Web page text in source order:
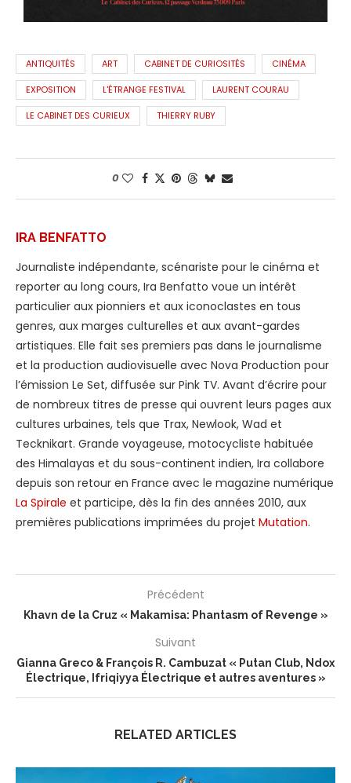
ANTIQUITÉS ART CABINET DE CURIOSITÉS CINÉMA
EXPOSITION L'ÉTRANGE FESTIVAL LAURENT COURAU
LE CABINET DES CURIEUX THIERRY RUBY
0
IRA BENFATTO
Journaliste indépendante, scénariste pour le cinéma et
reporter au long cours, Ira Benfatto voue un intérêt
particulier aux pionniers et aux iconoclastes en tous
genres, aux marges culturelles et aux avant-gardes
artistiques. Elle fait ses premiers pas dans le journalisme
et la production audiovisuelle avec Nova Production pour
l’émission Le Set, diffusée sur Pink TV. Avant d’écrire pour
de nombreux titres de presse qui ouvrent leurs pages aux
cultures urbaines, tels que Trax, Newlook, Wad et
Tecknikart. Grande voyageuse, motocycliste habituée
des Himalayas et du sous-continent indien, Ira collabore
depuis son retour en France avec le magazine numérique
La Spirale et participe, dès la fin des années 2010, aux
premières publications imprimées du projet Mutation.
Précédent
Khavn de la Cruz « Makamisa: Phantasm of Revenge »
Suivant
Gianna Greco & François R. Cambuzat « Putan Club, Ndox
Électrique, Ifriqiyya Électrique et autres aventures »
RELATED ARTICLES